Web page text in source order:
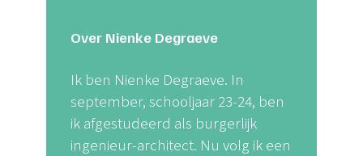
Over Nienke Degraeve
Ik ben Nienke Degraeve. In
september, schooljaar 23-24, ben
ik afgestudeerd als burgerlijk
ingenieur-architect. Nu volg ik een